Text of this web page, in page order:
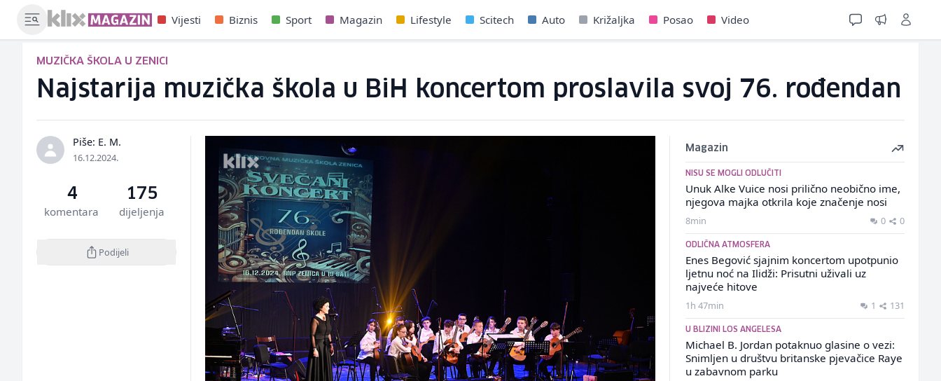
Vijesti Biznis Sport Magazin Lifestyle Scitech Auto Križaljka Posao Video
MUZIČKA ŠKOLA U ZENICI
Najstarija muzička škola u BiH koncertom proslavila svoj 76. rođendan
Piše: E. M.
16.12.2024.
4
komentara
175
dijeljenja
Podijeli
Magazin
NISU SE MOGLI ODLUČITI
Unuk Alke Vuice nosi prilično neobično ime,
njegova majka otkrila koje značenje nosi
8min 0 0
ODLIČNA ATMOSFERA
Enes Begović sjajnim koncertom upotpunio
ljetnu noć na Ilidži: Prisutni uživali uz
najveće hitove
1h 47min 1 131
U BLIZINI LOS ANGELESA
Michael B. Jordan potaknuo glasine o vezi:
Snimljen u društvu britanske pjevačice Raye
u zabavnom parku